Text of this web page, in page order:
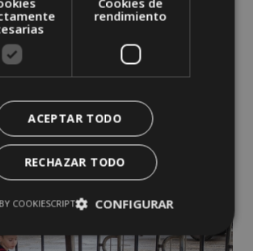
rendimiento
ACEPTAR TODO
RECHAZAR TODO
CONFIGURAR
COOKIESCRIPT